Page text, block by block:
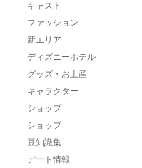
キャスト
ファッション
新エリア
ディズニーホテル
グッズ・お土産
キャラクター
ショップ
ショップ
豆知識集
デート情報